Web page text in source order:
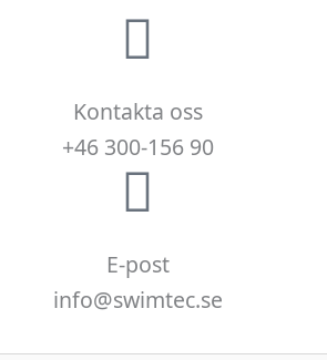
Kontakta oss
+46 300-156 90
E-post
info@swimtec.se